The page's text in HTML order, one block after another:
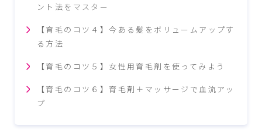
ント法をマスター
【育毛のコツ４】今ある髪をボリュームアップす
る方法
【育毛のコツ５】女性用育毛剤を使ってみよう
【育毛のコツ６】育毛剤＋マッサージで血流アッ
プ